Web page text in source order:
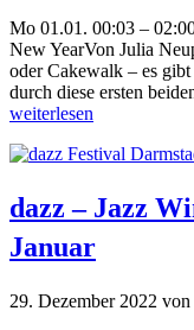
Mo 01.01. 00:03 –
New YearVon Julia
oder Cakewalk – es
durch diese ersten
weiterlesen
dazz – Jazz
Januar
29. Dezember 2022 von